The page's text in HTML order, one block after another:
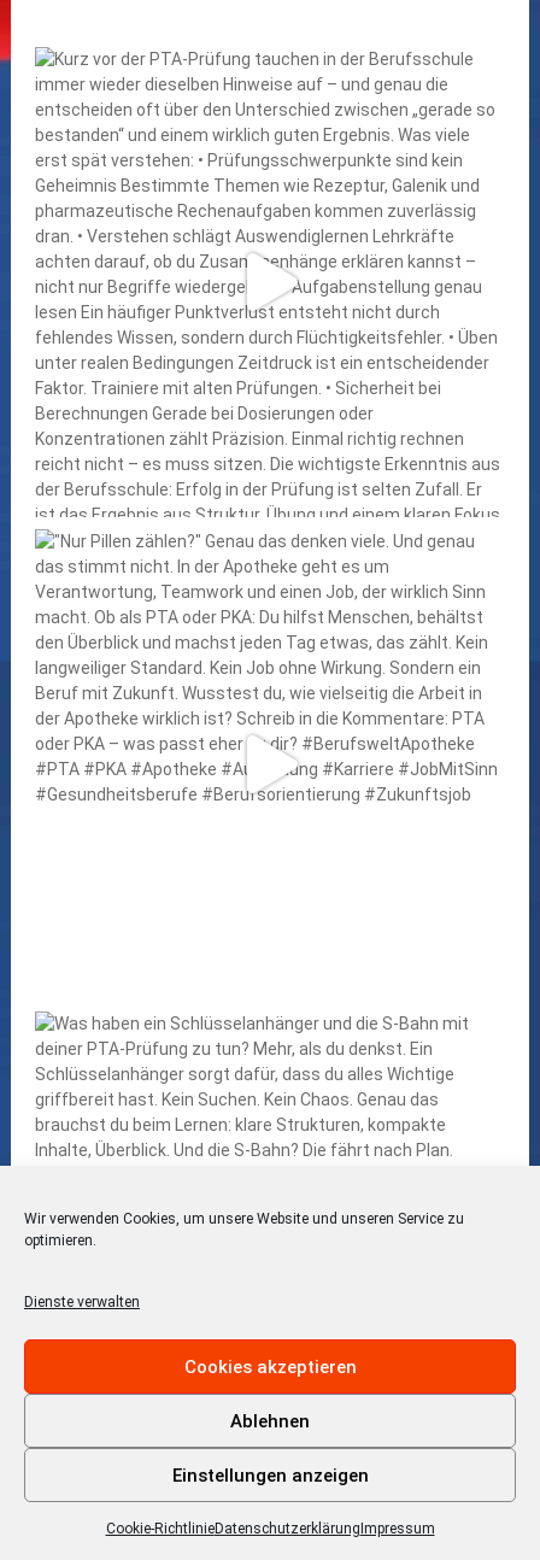
Wir verwenden Cookies, um unsere Website und unseren Service zu
optimieren.
Dienste verwalten
Cookies akzeptieren
Ablehnen
Einstellungen anzeigen
Cookie-RichtlinieDatenschutzerklärung Impressum